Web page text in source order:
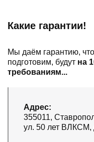
Какие гарантии!
Мы даём гарантию,
подготовим, будут на
требованиям...
Адрес:
355011,
ул. 50 лет